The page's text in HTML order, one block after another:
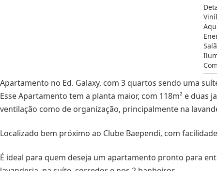
Apartamento no Ed. Galaxy, com 3 quartos sendo uma
Esse Apartamento tem a planta maior, com 118m² e
ventilação como de organização, principalmente na
Localizado bem próximo ao Clube Baependi, com
É ideal para quem deseja um apartamento pronto para